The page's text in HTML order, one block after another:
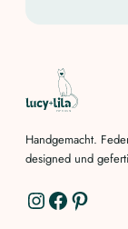
Handgemacht.
designed und
Instagram Facebook Pinterest